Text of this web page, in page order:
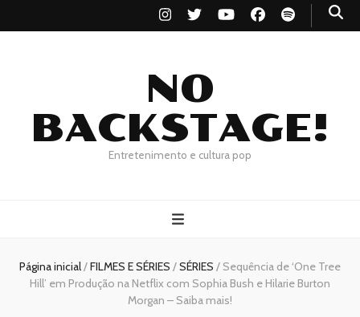
NO
BACKSTAGE!
Entretenimento e cultura pop
Página inicial/FILMES E SÉRIES /SÉRIES / Sequência de ‘One Tree
Hill’ em Produção na Netflix com Sophia Bush e Hilarie Burton
Morgan – Saiba mais!